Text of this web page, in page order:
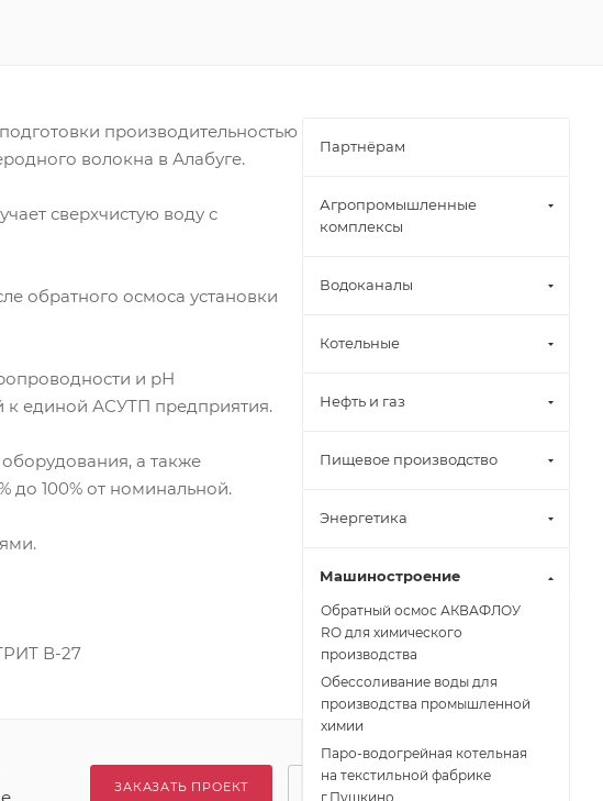
производительностью
волокна в Алабуге.
сверхчистую воду с
обратного осмоса установки
и рН
к единой АСУТП предприятия.
а также
до 100% от номинальной.
В-27
ЗАКАЗАТЬ ПРОЕКТ
Партнёрам
Агропромышленные
комплексы
Водоканалы
Котельные
Нефть и газ
Пищевое производство
Энергетика
Машиностроение
Обратный осмос АКВАФЛОУ
RO для химического
производства
Обессоливание воды для
производства промышленной
химии
Паро-водогрейная котельная
на текстильной фабрике
г.Пушкино